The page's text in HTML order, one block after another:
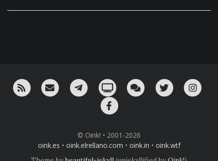
RSS ¡Mándame un email!¡Nuestro canal en Telegram!
Oink! TV Charla con nosotros
Twitter
© Oink! • 2001-2026
oink.es • oink.elrellano.com • oink.in • oink.wtf